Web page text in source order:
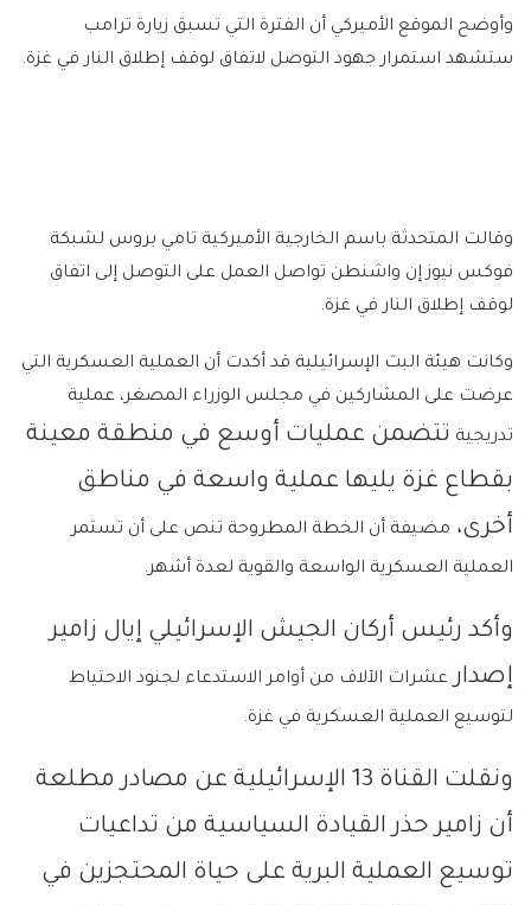
وأوضح الموقع الأميركي أن الفترة التي تسبق زيارة ترامب
ستشهد استمرار جهود التوصل لاتفاق لوقف إطلاق النار في غزة.
وقالت المتحدثة باسم الخارجية الأميركية تامي بروس لشبكة
فوكس نيوز إن واشنطن تواصل العمل على التوصل إلى اتفاق
لوقف إطلاق النار في غزة.
وكانت هيئة البث الإسرائيلية قد أكدت أن العملية العسكرية التي
عرضت على المشاركين في مجلس الوزراء المصغر، عملية
تدريجية تتضمن عمليات أوسع في منطقة معينة
بقطاع غزة يليها عملية واسعة في مناطق
أخرى، مضيفة أن الخطة المطروحة تنص على أن تستمر
العملية العسكرية الواسعة والقوية لعدة أشهر.
وأكد رئيس أركان الجيش الإسرائيلي إيال زامير
إصدار عشرات الآلاف من أوامر الاستدعاء لجنود الاحتياط
لتوسيع العملية العسكرية في غزة.
ونقلت القناة 13 الإسرائيلية عن مصادر مطلعة
أن زامير حذر القيادة السياسية من تداعيات
توسيع العملية البرية على حياة المحتجزين في